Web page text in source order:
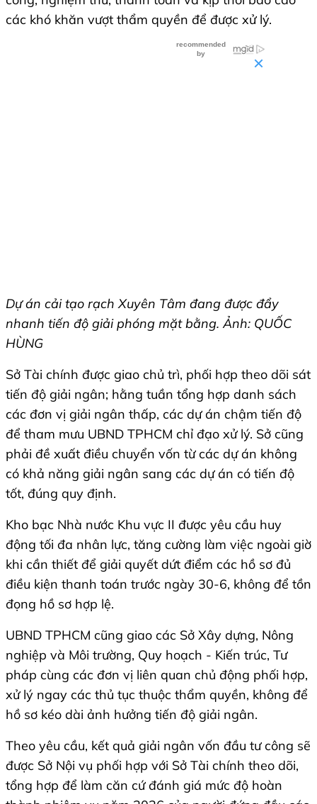
các khó khăn vượt thẩm quyền để được xử lý.
Dự án cải tạo rạch Xuyên Tâm đang được đẩy
nhanh tiến độ giải phóng mặt bằng. Ảnh: QUỐC
HÙNG
Sở Tài chính được giao chủ trì, phối hợp theo dõi sát
tiến độ giải ngân; hằng tuần tổng hợp danh sách
các đơn vị giải ngân thấp, các dự án chậm tiến độ
để tham mưu UBND TPHCM chỉ đạo xử lý. Sở cũng
phải đề xuất điều chuyển vốn từ các dự án không
có khả năng giải ngân sang các dự án có tiến độ
tốt, đúng quy định.
Kho bạc Nhà nước Khu vực II được yêu cầu huy
động tối đa nhân lực, tăng cường làm việc ngoài giờ
khi cần thiết để giải quyết dứt điểm các hồ sơ đủ
điều kiện thanh toán trước ngày 30-6, không để tồn
đọng hồ sơ hợp lệ.
UBND TPHCM cũng giao các Sở Xây dựng, Nông
nghiệp và Môi trường, Quy hoạch - Kiến trúc, Tư
pháp cùng các đơn vị liên quan chủ động phối hợp,
xử lý ngay các thủ tục thuộc thẩm quyền, không để
hồ sơ kéo dài ảnh hưởng tiến độ giải ngân.
Theo yêu cầu, kết quả giải ngân vốn đầu tư công sẽ
được Sở Nội vụ phối hợp với Sở Tài chính theo dõi,
tổng hợp để làm căn cứ đánh giá mức độ hoàn